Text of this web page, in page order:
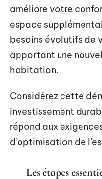
améliore votre
espace
besoins évolutifs de
apportant une
habitation.
Considérez cette
investissement
répond aux
d’optimisation de
Les étapes